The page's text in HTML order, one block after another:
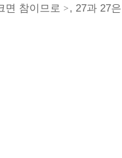
면 참이므로>, 27과 27